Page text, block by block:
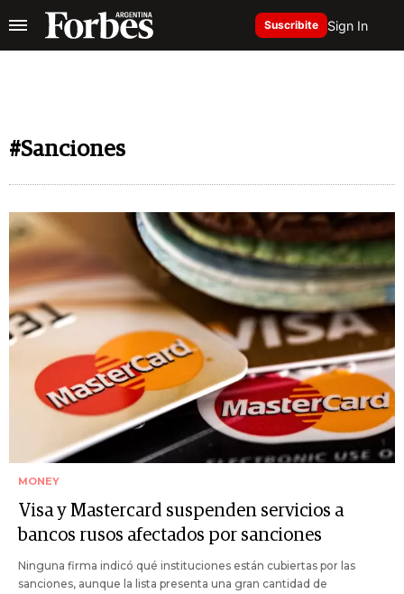
Suscribite Sign In
#Sanciones
MONEY
Visa y Mastercard suspenden servicios a
bancos rusos afectados por sanciones
Ninguna firma indicó qué instituciones están cubiertas por las
sanciones, aunque la lista presenta una gran cantidad de